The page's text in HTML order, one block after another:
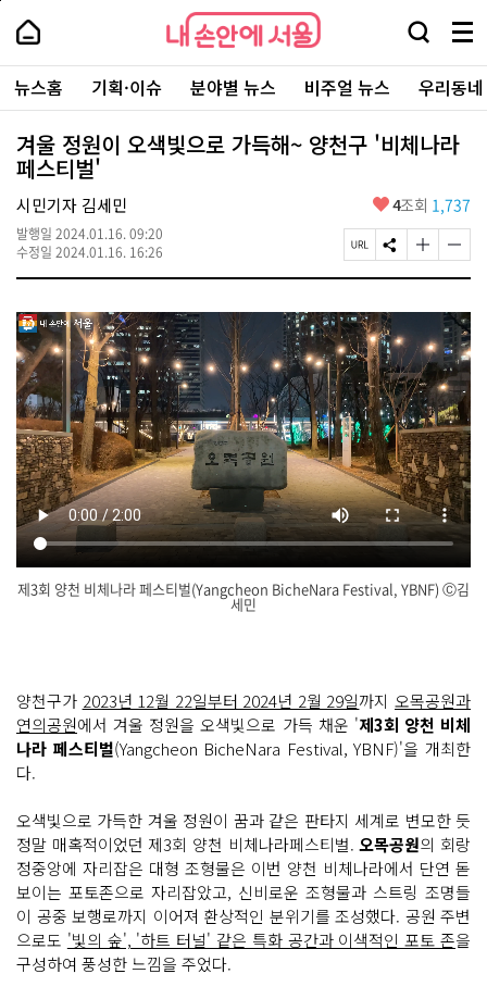
본
로
가
내
손
안
에
서
울
-
서
울
시
대
표
소
통
포
내
손
에
울
검
창
열
기
메
뉴
전
체
보
주
요
서
뉴스홈 기획·이슈 분야별 뉴스 비주얼 뉴스 우리동
겨울 정원이 오색빛으로 가득해~ 양천구 '비체나라
페스티벌'
시민기자 김세민
발행일 2024.01.16. 09:20
수정일 2024.01.16. 16:26
좋
요
4조회 1,737
페
이
U
R
L
복
사
S
N
공
유
하
기
글
자
기
게
변
경
하
기
글
자
기
작
게
변
경
하
기
제3회 양천 비체나라 페스티벌(Yangcheon BicheNara Festival, YBNF) Ⓒ김
세민
양천구가 2023년 12월 22일부터 2024년 2월 29일까지오목공원과
연의공원에서 겨울 정원을 오색빛으로 가득 채운 '제3회 양천 비체
나라 페스티벌(Yangcheon BicheNara Festival, YBNF)'을 개최한
다.
오색빛으로 가득한 겨울 정원이 꿈과 같은 판타지 세계로 변모한 듯
정말 매혹적이었던 제3회 양천 비체나라페스티벌.오목공원의 회랑
정중앙에 자리잡은 대형 조형물은 이번 양천 비체나라에서 단연 돋
보이는 포토존으로 자리잡았고, 신비로운 조형물과 스트링 조명들
이 공중 보행로까지 이어져 환상적인 분위기를 조성했다. 공원 주변
으로도 '빛의 숲', '하트 터널' 같은 특화 공간과 이색적인 포토 존을
구성하여 풍성한 느낌을 주었다.
페
상
단
로